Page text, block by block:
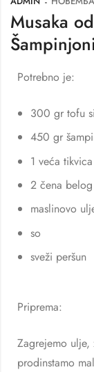
Musaka
Potrebno je:
300 gr tofu
450 gr
1 veća tikvica
2 čena
maslinovo
so
sveži peršun
Priprema:
Zagrejemo ulje,
prodinstamo